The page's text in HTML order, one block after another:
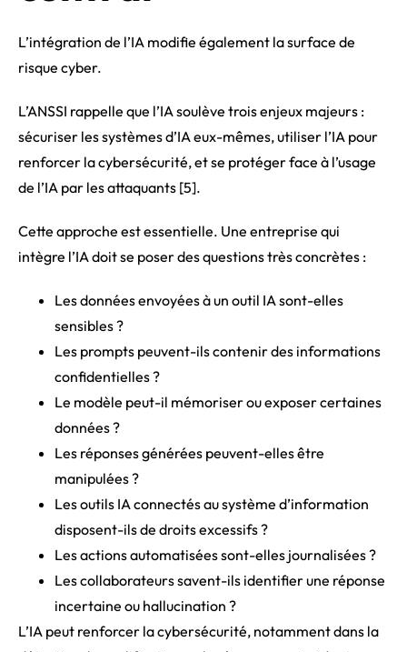
L’intégration de l’IA modifie également la surface de
risque cyber.
L’ANSSI rappelle que l’IA soulève trois enjeux majeurs :
sécuriser les systèmes d’IA eux-mêmes, utiliser l’IA pour
renforcer la cybersécurité, et se protéger face à l’usage
de l’IA par les attaquants [5].
Cette approche est essentielle. Une entreprise qui
intègre l’IA doit se poser des questions très concrètes :
Les données envoyées à un outil IA sont-elles
sensibles ?
Les prompts peuvent-ils contenir des informations
confidentielles ?
Le modèle peut-il mémoriser ou exposer certaines
données ?
Les réponses générées peuvent-elles être
manipulées ?
Les outils IA connectés au système d’information
disposent-ils de droits excessifs ?
Les actions automatisées sont-elles journalisées ?
Les collaborateurs savent-ils identifier une réponse
incertaine ou hallucination ?
L’IA peut renforcer la cybersécurité, notamment dans la